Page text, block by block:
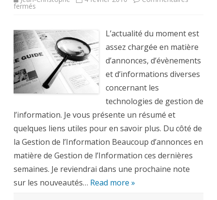
fermés
BPM
et
IBM,
un
résumé
l’actualité
L’actualité du moment est
assez chargée en matière
d’annonces, d’évènements
et d’informations diverses
concernant les
technologies de gestion de
l’information. Je vous présente un résumé et
quelques liens utiles pour en savoir plus. Du côté de
la Gestion de l’Information Beaucoup d’annonces en
matière de Gestion de l’Information ces dernières
semaines. Je reviendrai dans une prochaine note
sur les nouveautés… Read more »